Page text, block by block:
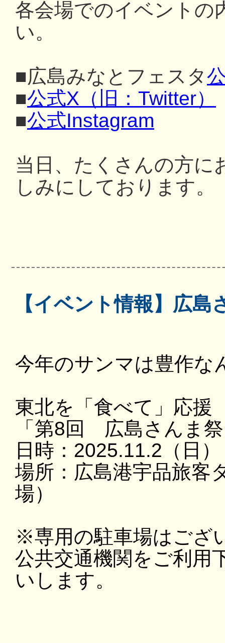
各会場でのイベントの
い。
■広島みなとフェスタ
■公式X（旧：Twitter）
■公式Instagram
当日、たくさんの方に
しみにしております。
【イベント情報】広島
今年のサンマは豊作な
東北を「食べて」応援
「第8回 広島さんま
日時：2025.11.2（日
場所：広島港宇品旅
場）
※専用の駐車場はござ
公共交通機関をご利用
いします。